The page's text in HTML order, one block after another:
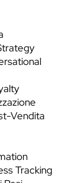
Vendita
Tracking